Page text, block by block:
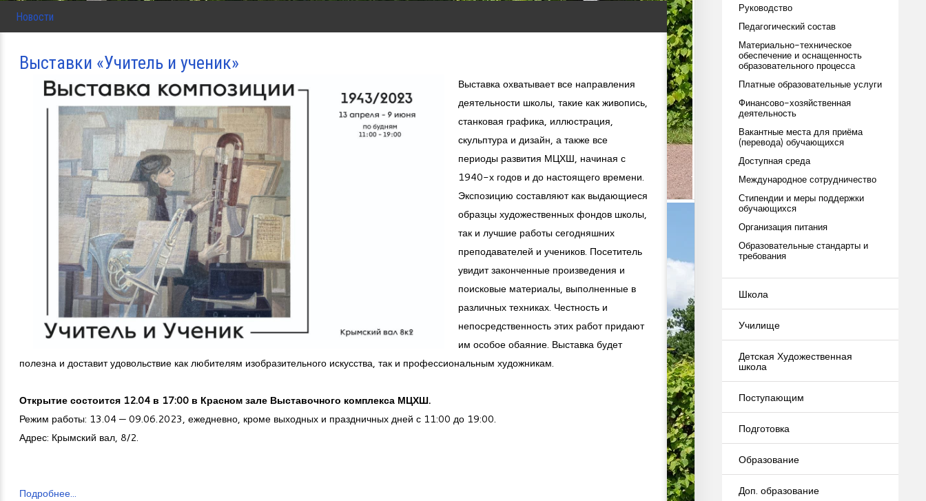
Новости
Выставки «Учитель и ученик»
Выставка охватывает все направления
деятельности школы, такие как живопись,
станковая графика, иллюстрация,
скульптура и дизайн, а также все
периоды развития МЦХШ, начиная с
1940-х годов и до настоящего времени.
Экспозицию составляют как выдающиеся
образцы художественных фондов школы,
так и лучшие работы сегодняшних
преподавателей и учеников. Посетитель
увидит законченные произведения и
поисковые материалы, выполненные в
различных техниках. Честность и
непосредственность этих работ придают
им особое обаяние. Выставка будет
полезна и доставит удовольствие как любителям изобразительного искусства, так и профессиональным художникам.
Открытие состоится 12.04 в 17:00 в Красном зале Выставочного комплекса МЦХШ.
Режим работы: 13.04 — 09.06.2023, ежедневно, кроме выходных и праздничных дней с 11:00 до 19:00.
Адрес: Крымский вал, 8/2.
Подробнее...
Руководство
Педагогический состав
Материально-техническое
обеспечение и оснащенность
образовательного процесса
Платные образовательные услуги
Финансово-хозяйственная
деятельность
Вакантные места для приёма
(перевода) обучающихся
Доступная среда
Международное сотрудничество
Стипендии и меры поддержки
обучающихся
Организация питания
Образовательные стандарты и
требования
Школа
Училище
Детская Художественная
школа
Поступающим
Подготовка
Образование
Доп. образование